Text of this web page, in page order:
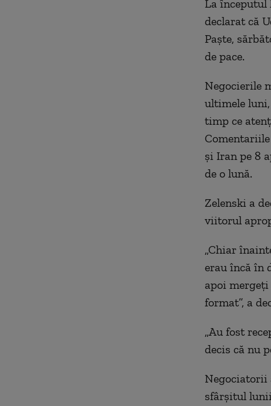
La începutul
declarat că
Paște,
de pace.
Negocierile
ultimele
timp ce
și Iran pe 8
de o lună.
Zelenski a
viitorul
„Chiar
erau încă în
apoi
format”, a
„Au fost
decis că nu
Negociatorii
sfârșitul